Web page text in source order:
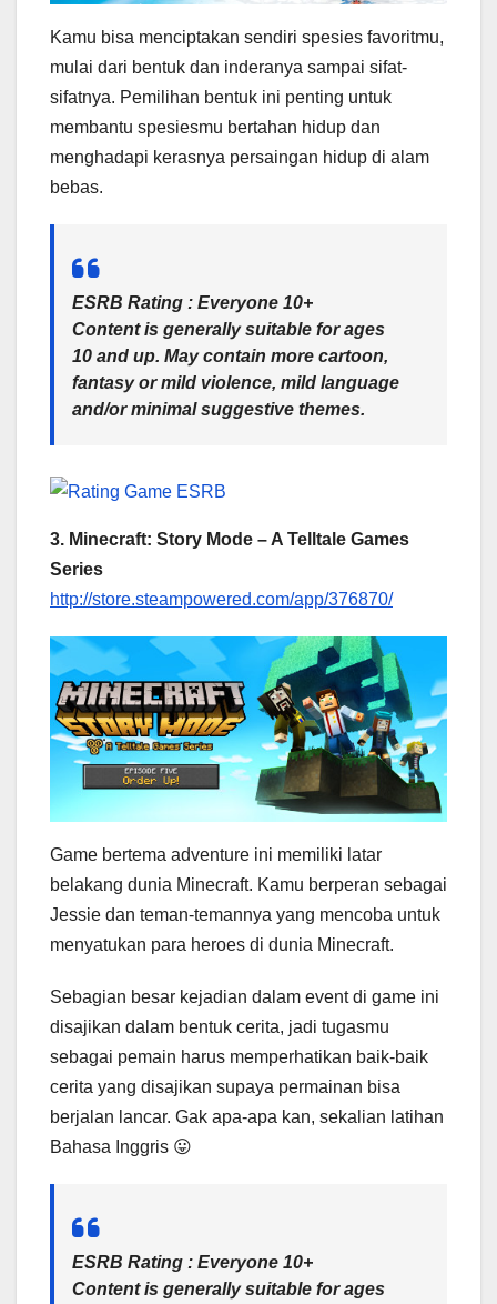
Kamu bisa menciptakan sendiri spesies favoritmu,
mulai dari bentuk dan inderanya sampai sifat-
sifatnya. Pemilihan bentuk ini penting untuk
membantu spesiesmu bertahan hidup dan
menghadapi kerasnya persaingan hidup di alam
bebas.
ESRB Rating : Everyone 10+
Content is generally suitable for ages
10 and up. May contain more cartoon,
fantasy or mild violence, mild language
and/or minimal suggestive themes.
3. Minecraft: Story Mode – A Telltale Games
Series
http://store.steampowered.com/app/376870/
Game bertema adventure ini memiliki latar
belakang dunia Minecraft. Kamu berperan sebagai
Jessie dan teman-temannya yang mencoba untuk
menyatukan para heroes di dunia Minecraft.
Sebagian besar kejadian dalam event di game ini
disajikan dalam bentuk cerita, jadi tugasmu
sebagai pemain harus memperhatikan baik-baik
cerita yang disajikan supaya permainan bisa
berjalan lancar. Gak apa-apa kan, sekalian latihan
Bahasa Inggris 😛
ESRB Rating : Everyone 10+
Content is generally suitable for ages